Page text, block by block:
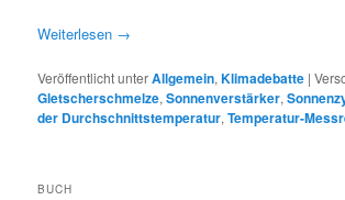
Weiterlesen →
Veröffentlicht unterAllgemein,Klimadebatte |
Gletscherschmelze,Sonnenverstärker,
der Durchschnittstemperatur,Temperatur-
BUCH